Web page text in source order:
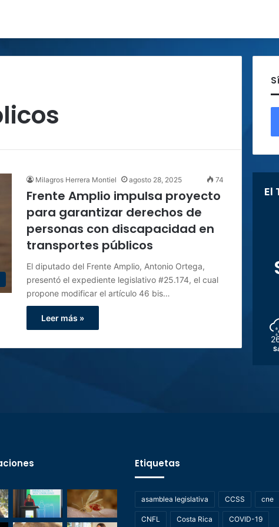
Milagros Herrera Montiel agosto 28, 2025 74
Frente Amplio impulsa proyecto
para garantizar derechos de
personas con discapacidad en
transportes públicos
El diputado del Frente Amplio, Antonio Ortega,
presentó el expediente legislativo #25.174, el cual
propone modificar el artículo 46 bis…
Leer más »
El
Etiquetas
asamblea legislativa CCSS cne
CNFL Costa Rica COVID-19